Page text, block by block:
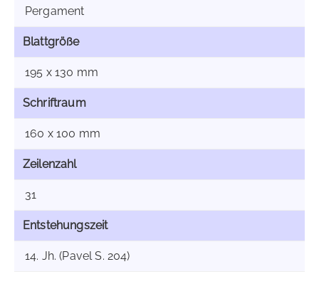
Pergament
Blattgröße
195 x 130 mm
Schriftraum
160 x 100 mm
Zeilenzahl
31
Entstehungszeit
14. Jh. (Pavel S. 204)